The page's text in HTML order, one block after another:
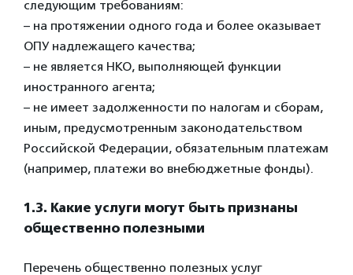
следующим требованиям:
– на протяжении одного года и более оказывает
ОПУ надлежащего качества;
– не является НКО, выполняющей функции
иностранного агента;
– не имеет задолженности по налогам и сборам,
иным, предусмотренным законодательством
Российской Федерации, обязательным платежам
(например, платежи во внебюджетные фонды).
1.3. Какие услуги могут быть признаны
общественно полезными
Перечень общественно полезных услуг